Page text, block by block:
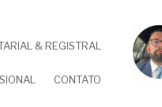
& REGISTRAL
CONTATO